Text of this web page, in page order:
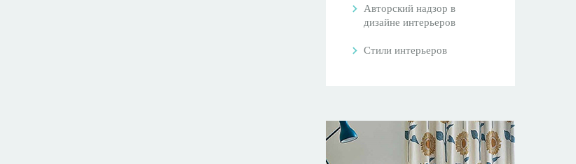
Авторский надзор в
дизайне интерьеров
Стили интерьеров